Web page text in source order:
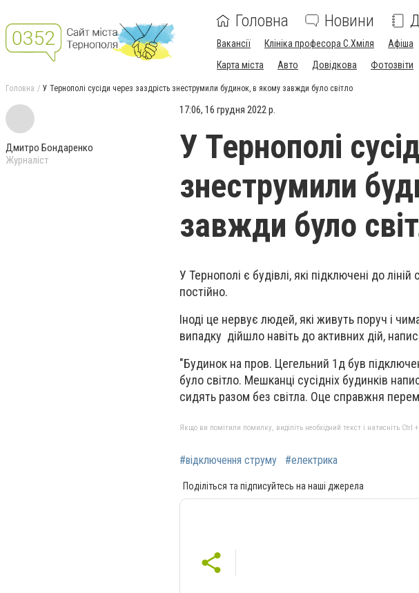
Головна Новини
Вакансії Клініка професора С.Хміля Афіша
Карта міста
Авто Довідкова Фотозвіти
Головна У Тернополі сусіди через заздрість знеструмили будинок, в якому завжди було світло
Дмитро Бондаренко
Журналіст
17:06, 16 грудня 2022 р.
У Тернополі
знеструмили
завжди було
У Тернополі є будівлі, які підключені до
постійно.
Іноді це нервує людей, які живуть поруч і
випадку дійшло навіть до активних дій,
"Будинок на пров. Цегельний 1д був
було світло. Мешканці сусідніх будинків
сидять разом без світла. Оце справжня
Якщо ви помітили помилку, виділіть необхідний текст і натисніть Ctrl
#відключення струму #електрика
Поділіться та підписуйтесь на наші джерела